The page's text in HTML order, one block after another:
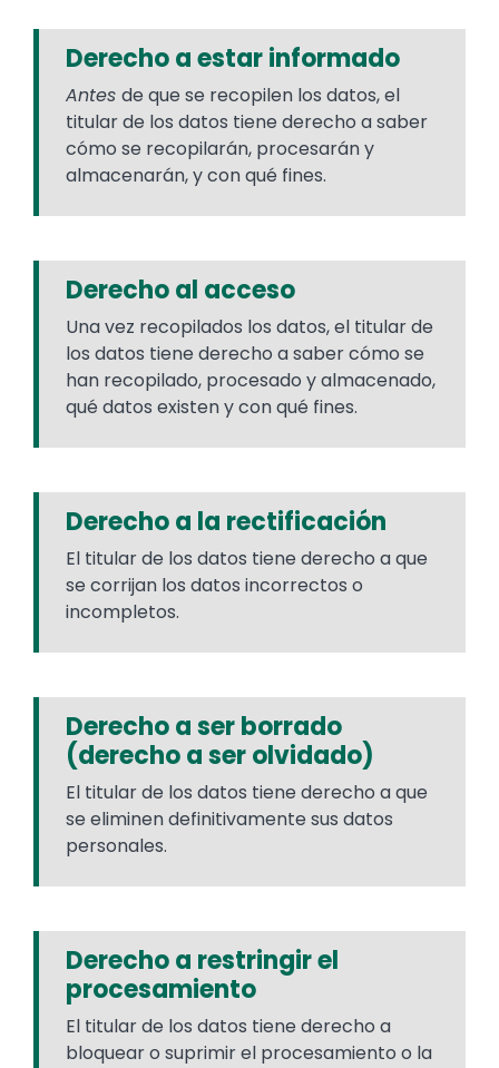
Derecho a estar informado
Antes de que se recopilen los datos, el
titular de los datos tiene derecho a saber
cómo se recopilarán, procesarán y
almacenarán, y con qué fines.
Derecho al acceso
Una vez recopilados los datos, el titular de
los datos tiene derecho a saber cómo se
han recopilado, procesado y almacenado,
qué datos existen y con qué fines.
Derecho a la rectificación
El titular de los datos tiene derecho a que
se corrijan los datos incorrectos o
incompletos.
Derecho a ser borrado
(derecho a ser olvidado)
El titular de los datos tiene derecho a que
se eliminen definitivamente sus datos
personales.
Derecho a restringir el
procesamiento
El titular de los datos tiene derecho a
bloquear o suprimir el procesamiento o la